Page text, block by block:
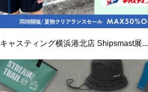
キャスティング横浜港北店 Shipsmast展...